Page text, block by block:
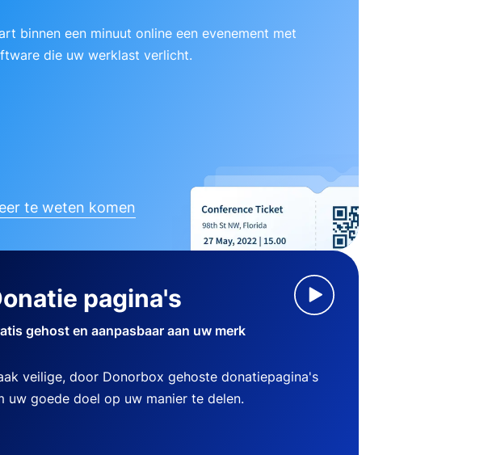
binnen een minuut online een evenement met
die uw werklast verlicht.
te weten komen
pagina's
gehost en aanpasbaar aan uw merk
veilige, door Donorbox gehoste donatiepagina's
uw goede doel op uw manier te delen.